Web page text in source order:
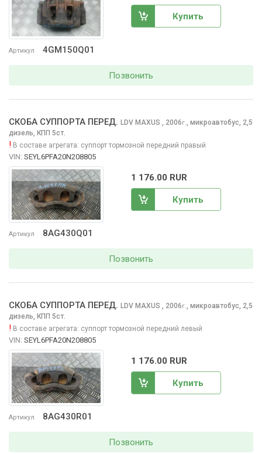
Артикул 4GM150Q01
Купить
Позвонить
Артикул 8AG430Q01
СКОБА СУППОРТА ПЕРЕД. LDV MAXUS , 2006г. микроавтобус, 2,5
дизель, КПП 5ст.
! В составе агрегата: суппорт тормозной передний правый
VIN: SEYL6PFA20N208805
1 176.00 RUR
Купить
Позвонить
Артикул 8AG430R01
СКОБА СУППОРТА ПЕРЕД. LDV MAXUS , 2006г., микроавтобус, 2,5
дизель, КПП 5ст.
! В составе агрегата: суппорт тормозной передний левый
VIN: SEYL6PFA20N208805
1 176.00 RUR
Купить
Позвонить